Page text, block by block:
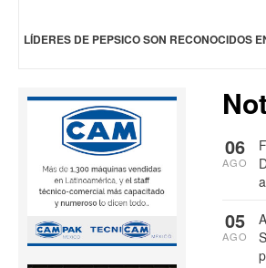
06
AGO
05
AGO